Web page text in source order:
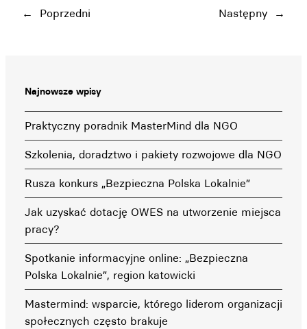
← Poprzedni Następny →
Najnowsze wpisy
Praktyczny poradnik MasterMind dla NGO
Szkolenia, doradztwo i pakiety rozwojowe dla NGO
Rusza konkurs „Bezpieczna Polska Lokalnie”
Jak uzyskać dotację OWES na utworzenie miejsca
pracy?
Spotkanie informacyjne online: „Bezpieczna
Polska Lokalnie”, region katowicki
Mastermind: wsparcie, którego liderom organizacji
społecznych często brakuje